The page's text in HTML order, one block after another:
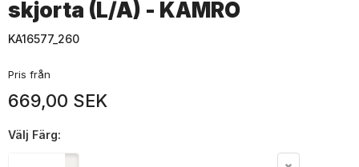
skjorta (L/Ä) - KAMRO
KA16577_260
Pris från
669,00 SEK
Välj Färg: